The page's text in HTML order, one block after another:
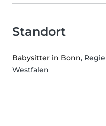
Standort
Babysitter in Bonn,
Westfalen